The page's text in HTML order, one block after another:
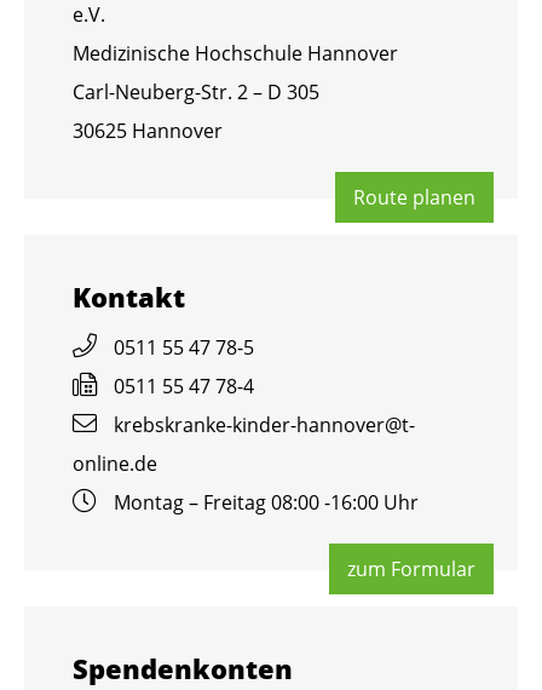
e.V.
Me­di­zi­ni­sche Hoch­schu­le Han­no­ver
Carl-Neu­berg-Str. 2 – D 305
30625 Han­no­ver
Route pla­nen
Kon­takt
0511 55 47 78-5
0511 55 47 78-4
krebs­kran­ke-kin­der-han­no­ver@​t-​
online.​de
Mon­tag – Frei­tag 08:00 -16:00 Uhr
zum For­mu­lar
Spen­den­kon­ten